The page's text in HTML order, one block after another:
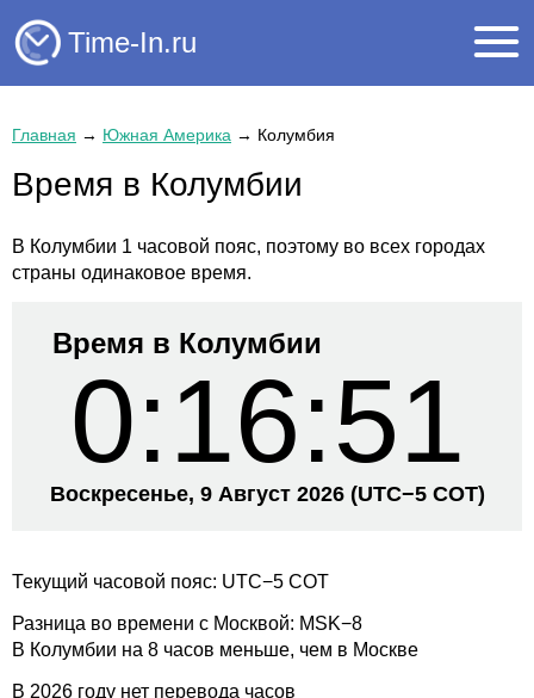
Time-In.ru
Главная → Южная Америка → Колумбия
Время в Колумбии
В Колумбии 1 часовой пояс, поэтому во всех городах
страны одинаковое время.
Время в Колумбии
0:16:51
Воскресенье, 9 Август 2026 (UTC−5 COT)
Текущий часовой пояс: UTC−5 COT
Разница во времени с Москвой: MSK−8
В Колумбии на 8 часов меньше, чем в Москве
В 2026 году нет перевода часов